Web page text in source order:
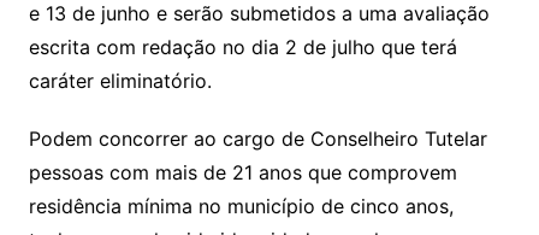
e 13 de junho e serão submetidos a uma avaliação
escrita com redação no dia 2 de julho que terá
caráter eliminatório.
Podem concorrer ao cargo de Conselheiro Tutelar
pessoas com mais de 21 anos que comprovem
residência mínima no município de cinco anos,